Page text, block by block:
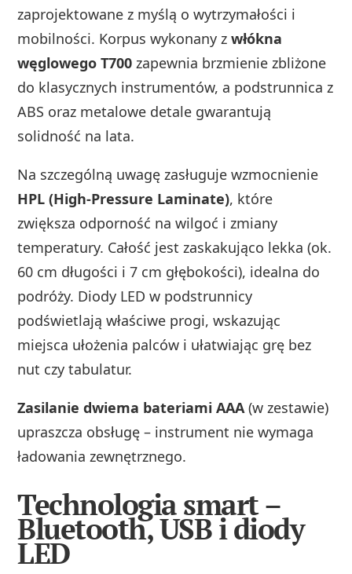
zaprojektowane z myślą o wytrzymałości i
mobilności. Korpus wykonany zwłókna
węglowego T700 zapewnia brzmienie zbliżone
do klasycznych instrumentów, a podstrunnica z
ABS oraz metalowe detale gwarantują
solidność na lata.
Na szczególną uwagę zasługuje wzmocnienie
HPL (High-Pressure Laminate), które
zwiększa odporność na wilgoć i zmiany
temperatury. Całość jest zaskakująco lekka (ok.
60 cm długości i 7 cm głębokości), idealna do
podróży. Diody LED w podstrunnicy
podświetlają właściwe progi, wskazując
miejsca ułożenia palców i ułatwiając grę bez
nut czy tabulatur.
Zasilanie dwiema bateriami AAA (w zestawie)
upraszcza obsługę – instrument nie wymaga
ładowania zewnętrznego.
Technologia smart –
Bluetooth, USB i diody
LED